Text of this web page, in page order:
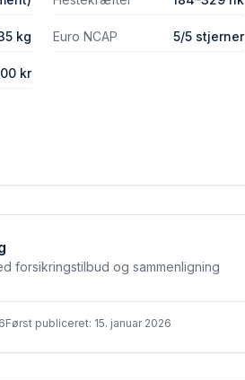
kg Euro NCAP 5/5 stjerner
kr
forsikringstilbud og sammenligning
Først publiceret: 15. januar 2026